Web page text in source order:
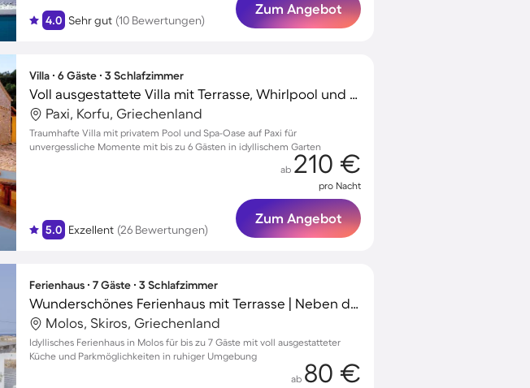
4.0 Sehr gut (10 Bewertungen)
Zum Angebot
Villa ∙ 6 Gäste ∙ 3 Schlafzimmer
Voll ausgestattete Villa mit Terrasse, Whirlpool und Garten | Naturblick | Haustiere sind willkommen
Paxi, Korfu, Griechenland
Traumhafte Villa mit privatem Pool und Spa-Oase auf Paxi für
unvergessliche Momente mit bis zu 6 Gästen in idyllischem Garten
5.0 Exzellent (26 Bewertungen)
ab 210 €
pro Nacht
Zum Angebot
Ferienhaus ∙ 7 Gäste ∙ 3 Schlafzimmer
Wunderschönes Ferienhaus mit Terrasse | Neben dem Strand
Molos, Skiros, Griechenland
Idyllisches Ferienhaus in Molos für bis zu 7 Gäste mit voll ausgestatteter
Küche und Parkmöglichkeiten in ruhiger Umgebung
ab 80 €